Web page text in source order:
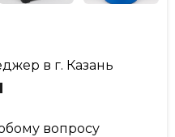
в г. Казань
вопросу